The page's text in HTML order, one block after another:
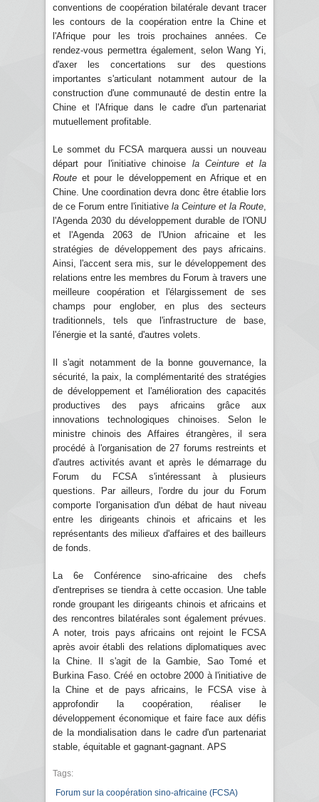
conventions de coopération bilatérale devant tracer
les contours de la coopération entre la Chine et
l'Afrique pour les trois prochaines années. Ce
rendez-vous permettra également, selon Wang Yi,
d'axer les concertations sur des questions
importantes s'articulant notamment autour de la
construction d'une communauté de destin entre la
Chine et l'Afrique dans le cadre d'un partenariat
mutuellement profitable.
Le sommet du FCSA marquera aussi un nouveau
départ pour l'initiative chinoise la Ceinture et la
Route et pour le développement en Afrique et en
Chine. Une coordination devra donc être établie lors
de ce Forum entre l'initiative la Ceinture et la Route
l'Agenda 2030 du développement durable de l'ONU
et l'Agenda 2063 de l'Union africaine et les
stratégies de développement des pays africains.
Ainsi, l'accent sera mis, sur le développement des
relations entre les membres du Forum à travers une
meilleure coopération et l'élargissement de ses
champs pour englober, en plus des secteurs
traditionnels, tels que l'infrastructure de base,
l'énergie et la santé, d'autres volets.
Il s'agit notamment de la bonne gouvernance, la
sécurité, la paix, la complémentarité des stratégies
de développement et l'amélioration des capacités
productives des pays africains grâce aux
innovations technologiques chinoises. Selon le
ministre chinois des Affaires étrangères, il sera
procédé à l'organisation de 27 forums restreints et
d'autres activités avant et après le démarrage du
Forum du FCSA s'intéressant à plusieurs
questions. Par ailleurs, l'ordre du jour du Forum
comporte l'organisation d'un débat de haut niveau
entre les dirigeants chinois et africains et les
représentants des milieux d'affaires et des bailleurs
de fonds.
La 6e Conférence sino-africaine des chefs
d'entreprises se tiendra à cette occasion. Une table
ronde groupant les dirigeants chinois et africains et
des rencontres bilatérales sont également prévues.
A noter, trois pays africains ont rejoint le FCSA
après avoir établi des relations diplomatiques avec
la Chine. Il s'agit de la Gambie, Sao Tomé et
Burkina Faso. Créé en octobre 2000 à l'initiative de
la Chine et de pays africains, le FCSA vise à
approfondir la coopération, réaliser le
développement économique et faire face aux défis
de la mondialisation dans le cadre d'un partenariat
stable, équitable et gagnant-gagnant. APS
Tags:
Forum sur la coopération sino-africaine (FCSA)